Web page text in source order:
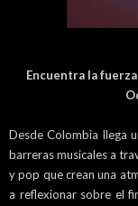
Encuentra la
Desde Colombia llega
barreras musicales a
y pop que crean una
a reflexionar sobre el